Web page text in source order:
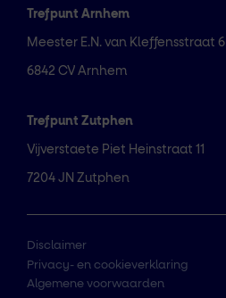
Trefpunt Arnhem
Meester E.N. van Kleffensstraat 6
6842 CV Arnhem
Trefpunt Zutphen
Vijverstaete Piet Heinstraat 11
7204 JN Zutphen
Disclaimer
Privacy- en cookieverklaring
Algemene voorwaarden